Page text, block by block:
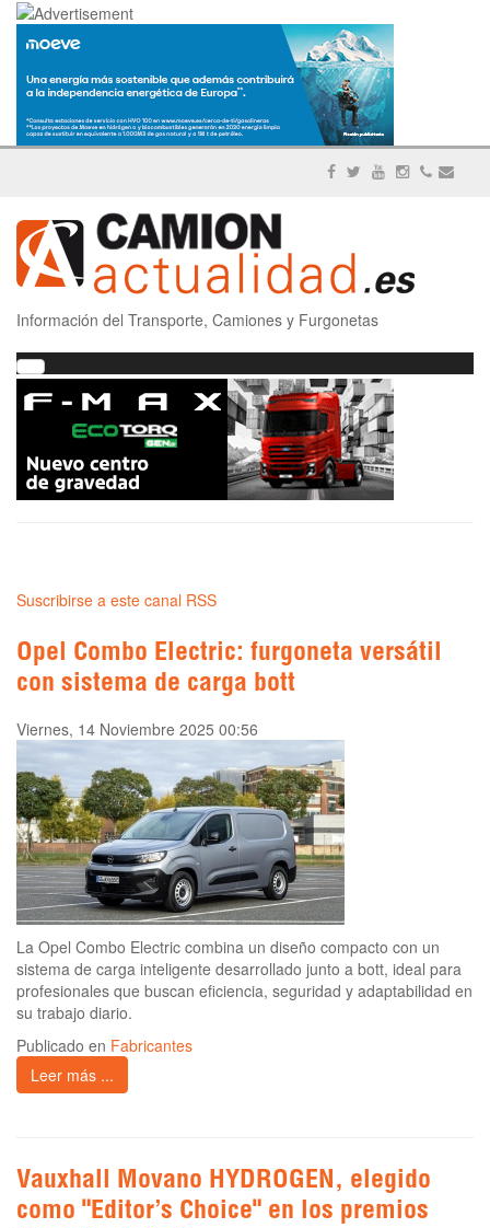
Información del Transporte, Camiones y Furgonetas
Suscribirse a este canal RSS
Opel Combo Electric: furgoneta versátil
con sistema de carga bott
Viernes, 14 Noviembre 2025 00:56
La Opel Combo Electric combina un diseño compacto con un
sistema de carga inteligente desarrollado junto a bott, ideal para
profesionales que buscan eficiencia, seguridad y adaptabilidad en
su trabajo diario.
Publicado en Fabricantes
Leer más ...
Vauxhall Movano HYDROGEN, elegido
como "Editor’s Choice" en los premios